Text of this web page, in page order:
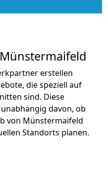
erstellen
die speziell auf
sind. Diese
davon, ob
von Münstermaifeld
Standorts planen.